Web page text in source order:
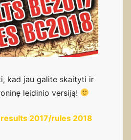
kad jau galite skaityti ir
leidinio versiją!
2017/rules 2018